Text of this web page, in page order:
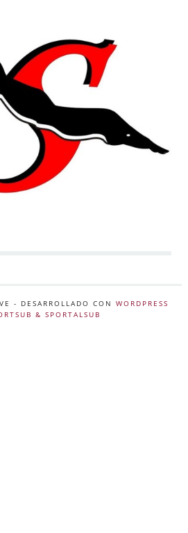
- DESARROLLADO CON WORDPRESS
& SPORTALSUB